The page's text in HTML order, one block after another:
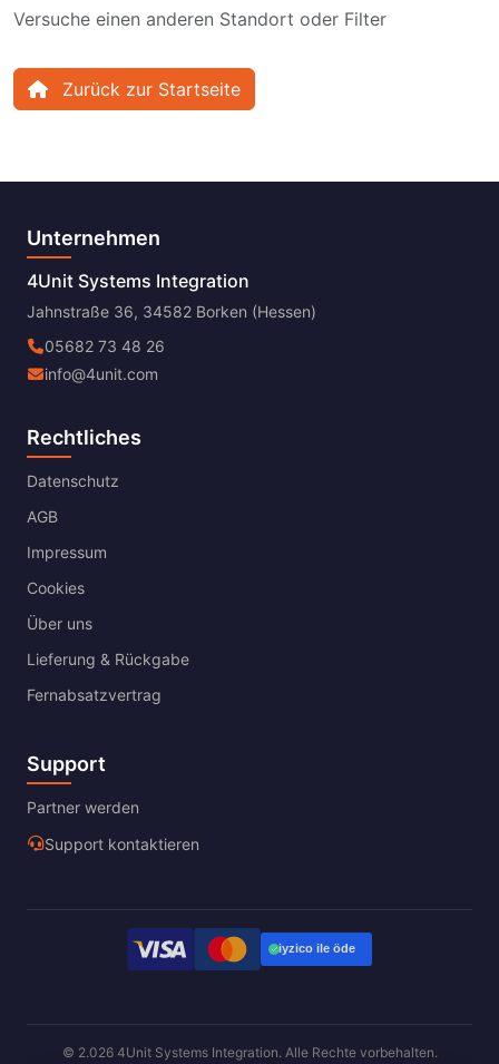
Versuche einen anderen Standort oder Filter
Zurück zur Startseite
Unternehmen
4Unit Systems Integration
Jahnstraße 36, 34582 Borken (Hessen)
05682 73 48 26
info@4unit.com
Rechtliches
Datenschutz
AGB
Impressum
Cookies
Über uns
Lieferung & Rückgabe
Fernabsatzvertrag
Support
Partner werden
Support kontaktieren
© 2.026 4Unit Systems Integration. Alle Rechte vorbehalten.